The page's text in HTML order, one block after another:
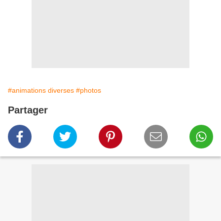
#animations diverses #photos
Partager